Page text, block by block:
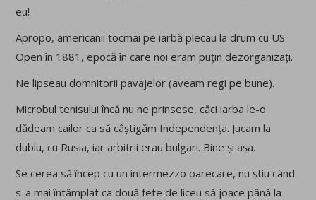
eu!
Apropo, americanii tocmai pe iarbă plecau la drum cu US
Open în 1881, epocă în care noi eram puțin dezorganizați.
Ne lipseau domnitorii pavajelor (aveam regi pe bune).
Microbul tenisului încă nu ne prinsese, căci iarba le-o
dădeam cailor ca să câștigăm Independența. Jucam la
dublu, cu Rusia, iar arbitrii erau bulgari. Bine și așa.
Se cerea să încep cu un intermezzo oarecare, nu știu când
s-a mai întâmplat ca două fete de liceu să joace până la